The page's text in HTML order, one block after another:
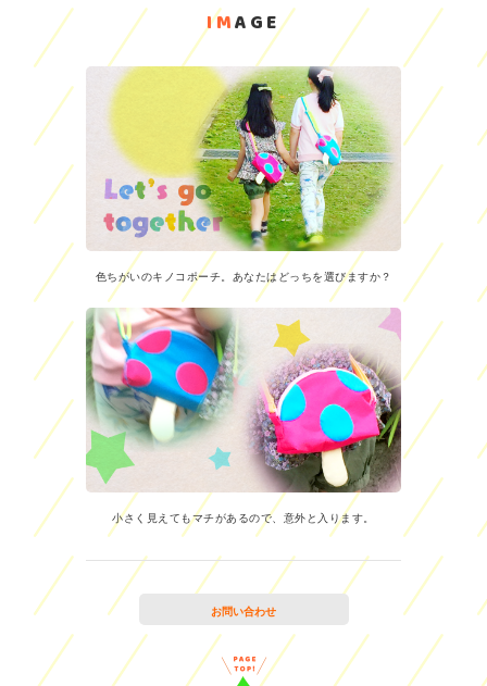
IMAGE
色ちがいのキノコポーチ。あなたはどっちを選びますか？
小さく見えてもマチがあるので、意外と入ります。
お問い合わせ